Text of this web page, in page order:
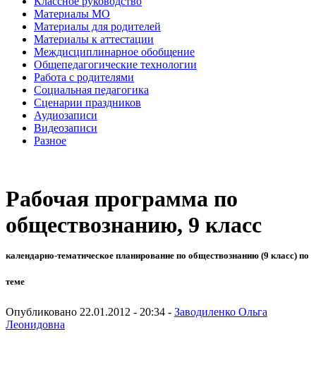
Материалы МО
Материалы для родителей
Материалы к аттестации
Междисциплинарное обобщение
Общепедагогические технологии
Работа с родителями
Социальная педагогика
Сценарии праздников
Аудиозаписи
Видеозаписи
Разное
Рабочая программа по
обществознанию, 9 класс
календарно-тематическое планирование по обществознанию (9 класс) по
теме
Опубликовано 22.01.2012 - 20:34 - Заводиленко Ольга
Леонидовна